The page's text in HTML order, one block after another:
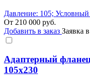
Давление: 105; Условный
От 210 000 руб.
Добавить в заказ Заявка
Адаптерный
105x230